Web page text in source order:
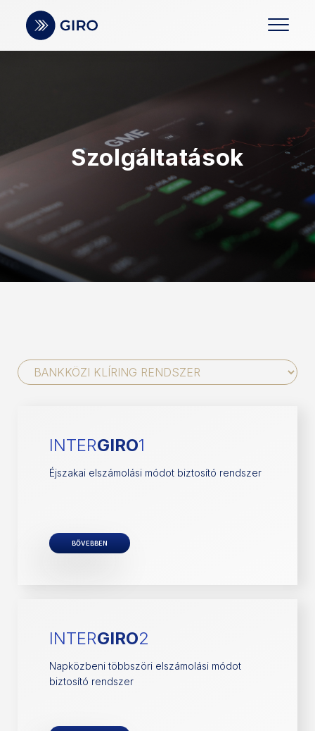
Szolgáltatások
INTERGIRO1
Éjszakai elszámolási módot biztosító rendszer
BŐVEBBEN
INTERGIRO2
Napközbeni többszöri elszámolási módot
biztosító rendszer